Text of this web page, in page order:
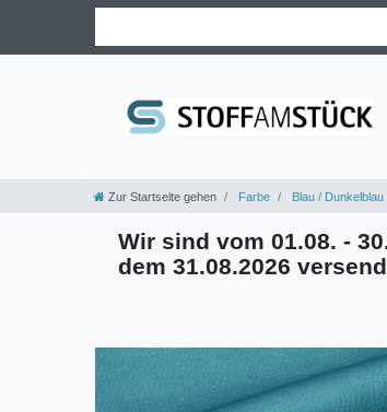
Zur Startseite gehen Farbe Blau / Dunkelblau
Wir sind vom 01.08. -
dem 31.08.2026